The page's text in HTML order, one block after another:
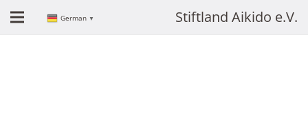
German ▼ Stiftland Aikido e.V.